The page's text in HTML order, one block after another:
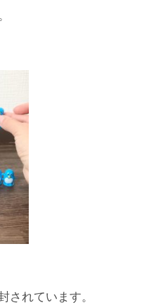
されています。